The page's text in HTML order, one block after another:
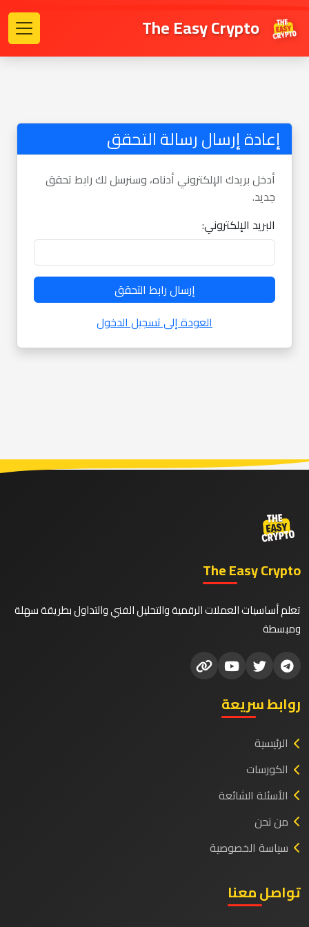
The Easy Crypto
إعادة إرسال رسالة التحقق
أدخل بريدك الإلكتروني أدناه، وسنرسل لك رابط تحقق
جديد.
البريد الإلكتروني:
إرسال رابط التحقق
العودة إلى تسجيل الدخول
The Easy Crypto
تعلم أساسيات العملات الرقمية والتحليل الفني والتداول بطريقة سهلة
ومبسطة
روابط سريعة
الرئيسية
الكورسات
الأسئلة الشائعة
من نحن
سياسة الخصوصية
تواصل معنا